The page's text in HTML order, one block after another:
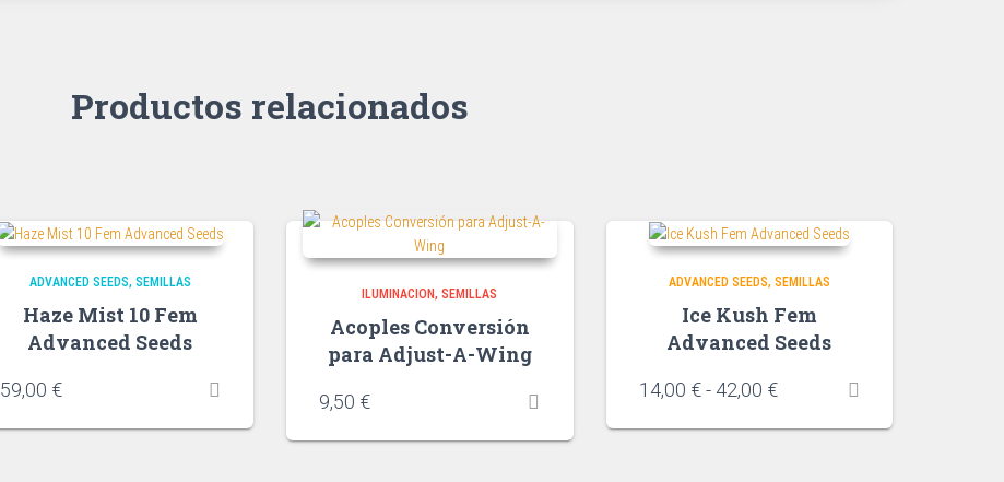
Productos relacionados
ADVANCED SEEDS SEMILLAS
Haze Mist 10 Fem
Advanced Seeds
59,00 €
ILUMINACION SEMILLAS
Acoples Conversión
para Adjust-A-Wing
9,50 €
ADVANCED SEEDS SEMILLAS
Ice Kush Fem
Advanced Seeds
14,00 € - 42,00 €